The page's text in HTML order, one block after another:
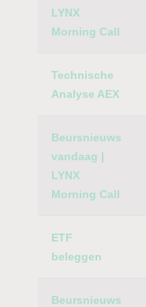
LYNX
Morning Call
Technische
Analyse AEX
Beursnieuws
vandaag |
LYNX
Morning Call
ETF
beleggen
Beursnieuws